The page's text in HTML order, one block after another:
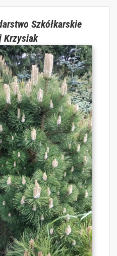
Szkółkarskie
Krzysiak